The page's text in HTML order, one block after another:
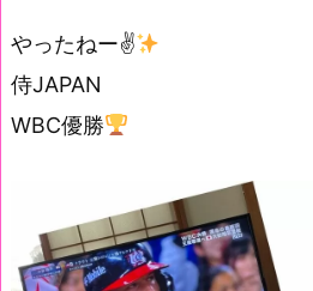
やったねー✌
侍JAPAN
WBC優勝